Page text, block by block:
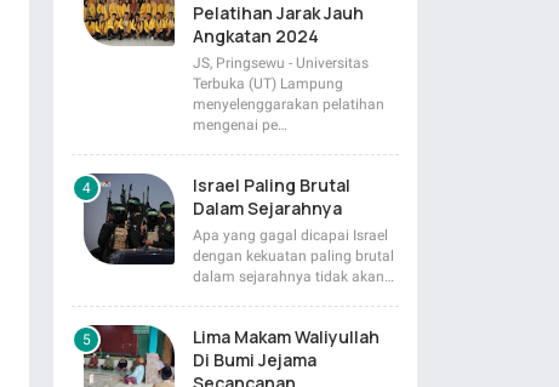
Pelatihan Jarak Jauh
Angkatan 2024
JS, Pringsewu - Universitas
Terbuka (UT) Lampung
menyelenggarakan pelatihan
mengenai pe…
Israel Paling Brutal
Dalam Sejarahnya
Apa yang gagal dicapai Israel
dengan kekuatan paling brutal
dalam sejarahnya tidak akan…
Lima Makam Waliyullah
Di Bumi Jejama
Secancanan